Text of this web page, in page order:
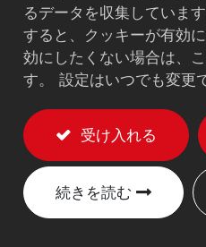
LCDポール
ブル管理）
352DA
説明
耐荷重：最大10kg。
VESA 75/100mmに適
るデータを収集していま
すると、クッキーが有効
効にしたくない場合は、
す。 設定はいつでも変更
受け入れる
続きを読む